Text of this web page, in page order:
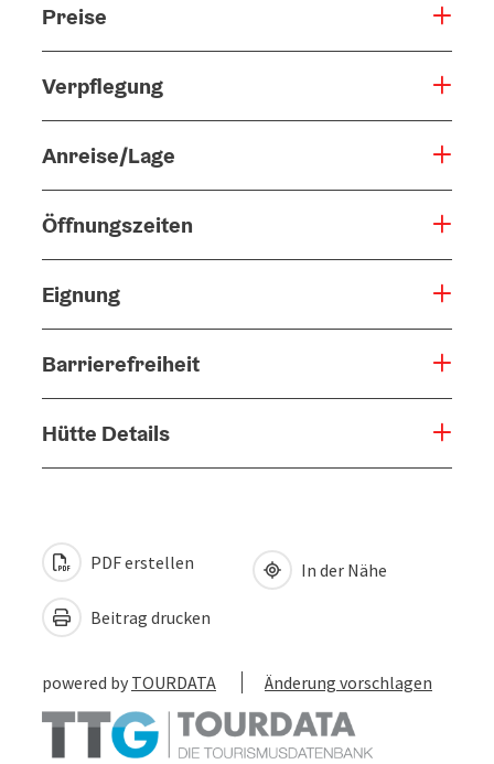
Preise
Verpflegung
Anreise/Lage
Öffnungszeiten
Eignung
Barrierefreiheit
Hütte Details
PDF erstellen
Beitrag drucken
In der Nähe
powered by TOURDATA Änderung vorschlagen